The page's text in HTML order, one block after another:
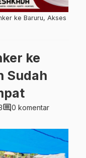
ke Baruru, Akses
ke
Sudah
comment0 komentar